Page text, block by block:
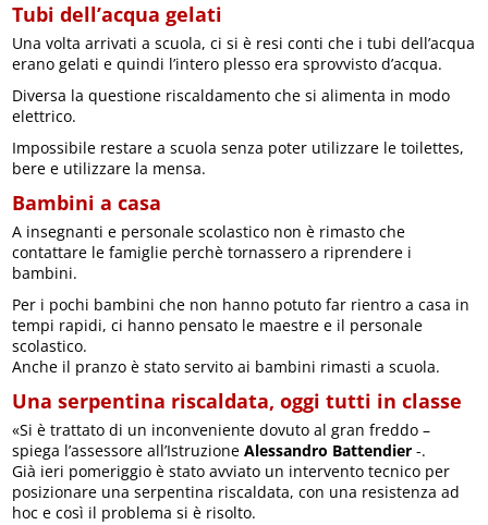
Tubi dell’acqua gelati
Una volta arrivati a scuola, ci si è resi conti che i tubi dell’acqua
erano gelati e quindi l’intero plesso era sprovvisto d’acqua.
Diversa la questione riscaldamento che si alimenta in modo
elettrico.
Impossibile restare a scuola senza poter utilizzare le toilettes,
bere e utilizzare la mensa.
Bambini a casa
A insegnanti e personale scolastico non è rimasto che
contattare le famiglie perchè tornassero a riprendere i
bambini.
Per i pochi bambini che non hanno potuto far rientro a casa in
tempi rapidi, ci hanno pensato le maestre e il personale
scolastico.
Anche il pranzo è stato servito ai bambini rimasti a scuola.
Una serpentina riscaldata, oggi tutti in classe
«Si è trattato di un inconveniente dovuto al gran freddo –
spiega l’assessore all’IstruzioneAlessandro Battendier -.
Già ieri pomeriggio è stato avviato un intervento tecnico per
posizionare una serpentina riscaldata, con una resistenza ad
hoc e così il problema si è risolto.